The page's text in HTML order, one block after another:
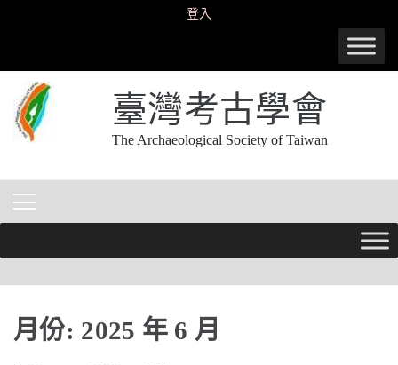
登入
臺灣考古學會
The Archaeological Society of Taiwan
月份: 2025 年 6 月